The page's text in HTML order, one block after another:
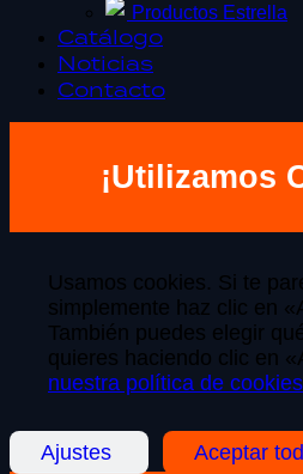
Productos Estrella
Catálogo
Noticias
Contacto
¡Utilizamos
Usamos cookies. Si te
simplemente haz clic en
También puedes elegir
quieres haciendo clic en
nuestra política de cookies
Ajustes Aceptar